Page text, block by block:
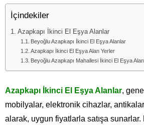
İçindekiler
Azapkapı İkinci El Eşya Alanlar
Beyoğlu Azapkapı İkinci El Eşya Alanlar
Azapkapı İkinci El Eşya Alan Yerler
Beyoğlu Azapkapı Mahallesi İkinci El Eşya
Azapkapı İkinci El Eşya Alanlar,
mobilyalar, elektronik cihazlar,
alarak, uygun fiyatlarla satışa sunarlar.